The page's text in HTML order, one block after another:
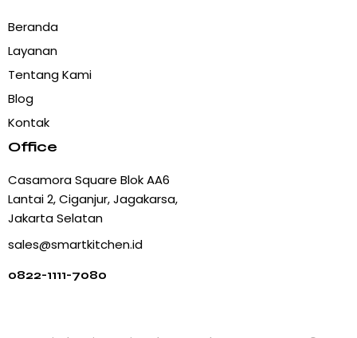
Beranda
Layanan
Tentang Kami
Blog
Kontak
Office
Casamora Square Blok AA6
Lantai 2, Ciganjur, Jagakarsa,
Jakarta Selatan
sales@smartkitchen.id
0822-1111-7080